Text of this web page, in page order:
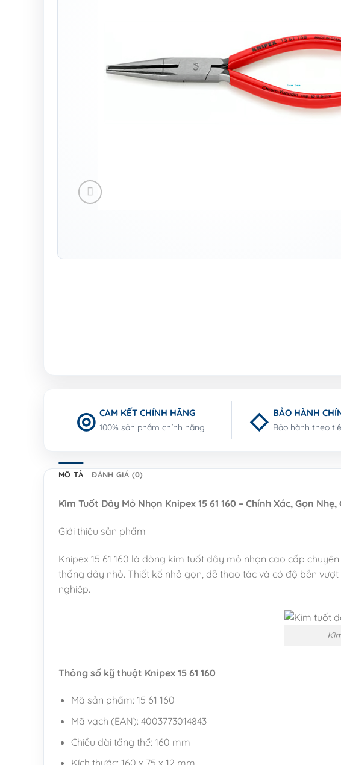
CAM KẾT CHÍNH HÃNG
100% sản phẩm chính hãng
BẢO HÀNH
Bảo hành theo
MÔ TẢ ĐÁNH GIÁ (0)
Kìm Tuốt Dây Mỏ Nhọn Knipex 15 61 160 – Chính Xác, Gọn
Giới thiệu sản phẩm
Knipex 15 61 160 là dòng kìm tuốt dây mỏ nhọn cao cấp
thống dây nhỏ. Thiết kế nhỏ gọn, dễ thao tác và có độ bền
nghiệp.
Thông số kỹ thuật Knipex 15 61 160
Mã sản phẩm: 15 61 160
Mã vạch (EAN): 4003773014843
Chiều dài tổng thể: 160 mm